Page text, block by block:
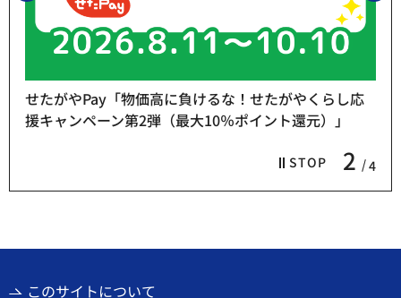
STOP 2 4
せたがやPay「物価高に負けるな！せたがやくらし応
援キャンペーン第2弾（最大10％ポイント還元）」
このサイトについて